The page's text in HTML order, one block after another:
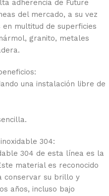
adherencia de Future
del mercado, a su vez
multitud de superficies
granito, metales
una instalación libre de
304:
304 de esta línea es la
material es reconocido
conservar su brillo y
años, incluso bajo